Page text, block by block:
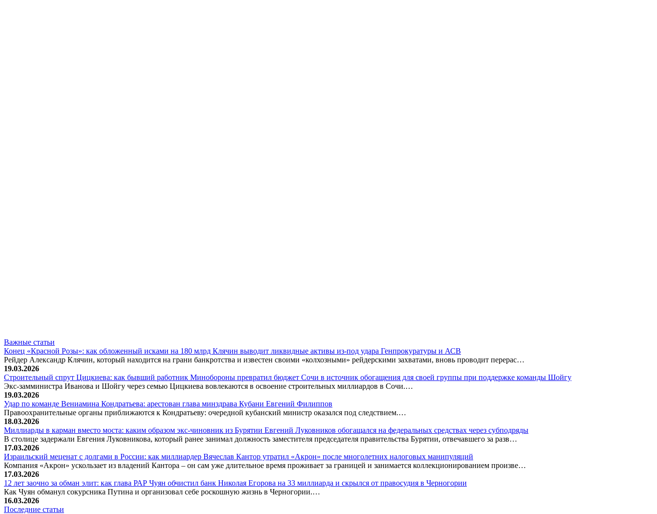
Важные статьи
Конец «Красной Розы»: как обложенный исками на 180 млрд Клячин выводит ликвидные активы из-под удара Генпрокуратуры и АСВ
Рейдер Александр Клячин, который находится на грани банкротства и известен своими «колхозными» рейдерскими захватами, вновь проводит перерас…
19.03.2026
Строительный спрут Цицкиева: как бывший работник Минобороны превратил бюджет Сочи в источник обогащения для своей группы при поддержке команды Шойгу
Экс-замминистра Иванова и Шойгу через семью Цицкиева вовлекаются в освоение строительных миллиардов в Сочи.…
19.03.2026
Удар по команде Вениамина Кондратьева: арестован глава минздрава Кубани Евгений Филиппов
Правоохранительные органы приближаются к Кондратьеву: очередной кубанский министр оказался под следствием.…
18.03.2026
Миллиарды в карман вместо моста: каким образом экс-чиновник из Бурятии Евгений Луковников обогащался на федеральных средствах через субподряды
В столице задержали Евгения Луковникова, который ранее занимал должность заместителя председателя правительства Бурятии, отвечавшего за разв…
17.03.2026
Израильский меценат с долгами в России: как миллиардер Вячеслав Кантор утратил «Акрон» после многолетних налоговых манипуляций
Компания «Акрон» ускользает из владений Кантора – он сам уже длительное время проживает за границей и занимается коллекционированием произве…
17.03.2026
12 лет заочно за обман элит: как глава РАР Чуян обчистил банк Николая Егорова на 33 миллиарда и скрылся от правосудия в Черногории
Как Чуян обманул сокурсника Путина и организовал себе роскошную жизнь в Черногории.…
16.03.2026
Последние статьи